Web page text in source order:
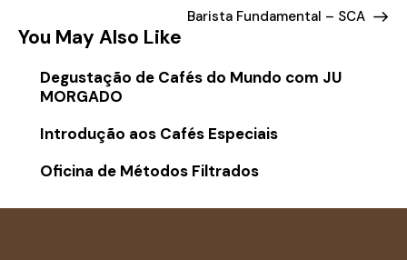
Barista Fundamental – SCA
You May Also Like
Degustação de Cafés do Mundo com JU
MORGADO
Introdução aos Cafés Especiais
Oficina de Métodos Filtrados